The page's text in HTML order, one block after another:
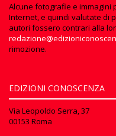
Alcune fotografie e immagini
Internet, e quindi valutate di
autori fossero contrari alla
rimozione.
EDIZIONI CONOSCENZA
Via Leopoldo Serra, 37
00153 Roma